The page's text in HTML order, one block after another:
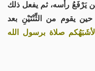
يَرْفَعُ رأسه، ثم يفعل ذلك
يقوم من الثِّنْتَيْنِ بعد
صلاة برسول الله